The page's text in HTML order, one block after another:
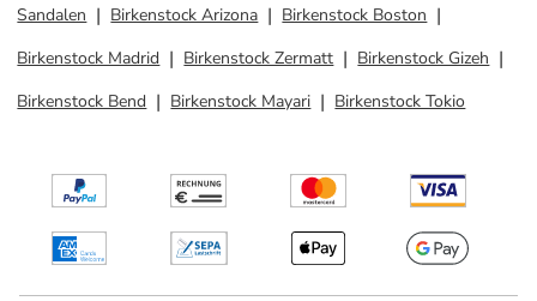
Sandalen
Birkenstock Arizona
Birkenstock Boston
Birkenstock Madrid
Birkenstock Zermatt
Birkenstock Gizeh
Birkenstock Bend
Birkenstock Mayari Birkenstock Tokio